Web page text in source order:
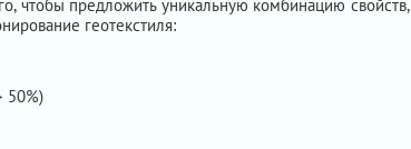
чтобы предложить уникальную комбинацию свойств,
геотекстиля:
50%)